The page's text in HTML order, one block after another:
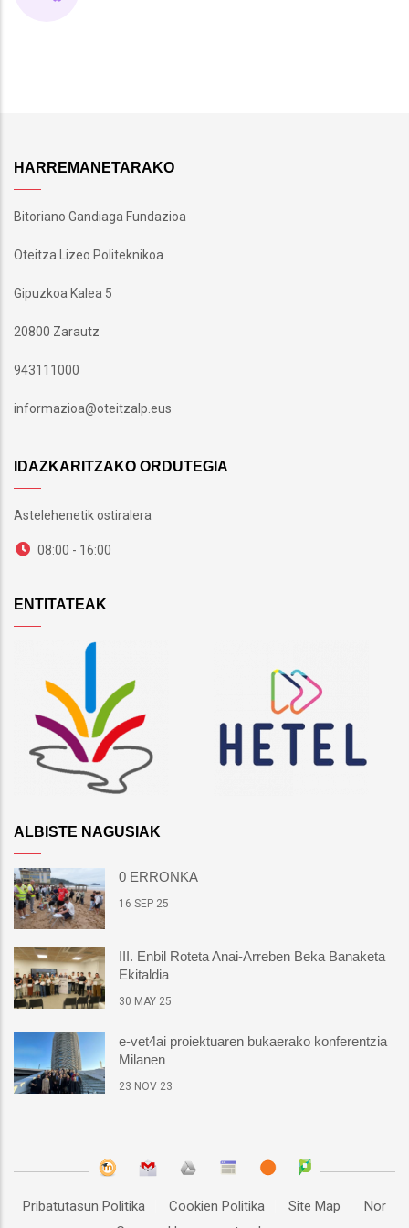
HARREMANETARAKO
Bitoriano Gandiaga Fundazioa
Oteitza Lizeo Politeknikoa
Gipuzkoa Kalea 5
20800 Zarautz
943111000
informazioa@oteitzalp.eus
IDAZKARITZAKO ORDUTEGIA
Astelehenetik ostiralera
08:00 - 16:00
ENTITATEAK
ALBISTE NAGUSIAK
0 ERRONKA
16 SEP 25
III. Enbil Roteta Anai-Arreben Beka Banaketa
Ekitaldia
30 MAY 25
e-vet4ai proiektuaren bukaerako konferentzia
Milanen
23 NOV 23
Pribatutasun Politika Cookien Politika Site Map
Nor